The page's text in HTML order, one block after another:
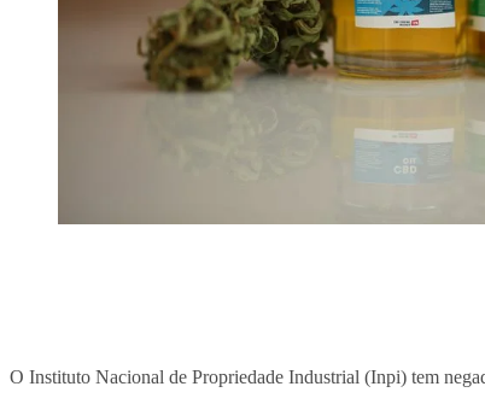
O Instituto Nacional de Propriedade Industrial (Inpi) tem